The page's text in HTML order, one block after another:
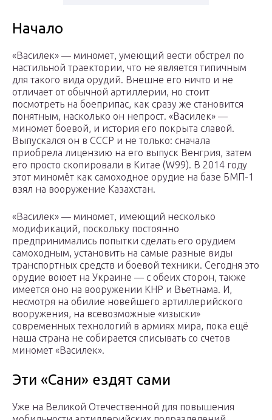
Начало
«Василек» — миномет, умеющий вести обстрел по
настильной траектории, что не является типичным
для такого вида орудий. Внешне его ничто и не
отличает от обычной артиллерии, но стоит
посмотреть на боеприпас, как сразу же становится
понятным, насколько он непрост. «Василек» —
миномет боевой, и история его покрыта славой.
Выпускался он в СССР и не только: сначала
приобрела лицензию на его выпуск Венгрия, затем
его просто скопировали в Китае (W99). В 2014 году
этот миномёт как самоходное орудие на базе БМП-1
взял на вооружение Казахстан.
«Василек» — миномет, имеющий несколько
модификаций, поскольку постоянно
предпринимались попытки сделать его орудием
самоходным, установить на самые разные виды
транспортных средств и боевой техники. Сегодня это
орудие воюет на Украине — с обеих сторон, также
имеется оно на вооружении КНР и Вьетнама. И,
несмотря на обилие новейшего артиллерийского
вооружения, на всевозможные «изыски»
современных технологий в армиях мира, пока ещё
наша страна не собирается списывать со счетов
миномет «Василек».
Эти «Сани» ездят сами
Уже на Великой Отечественной для повышения